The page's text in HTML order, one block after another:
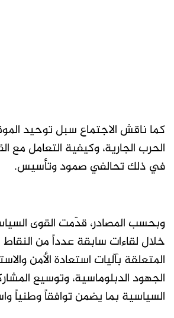
كما ناقش الاجتماع سبل توحيد
الحرب الجارية، وكيفية التعامل مع
في ذلك تحالفي صمود وتأسيس.
وبحسب المصادر، قدّمت القوى
خلال لقاءات سابقة عدداً من النقاط
المتعلقة بآليات استعادة الأمن
الجهود الدبلوماسية، وتوسيع
السياسية بما يضمن توافقاً وطنياً